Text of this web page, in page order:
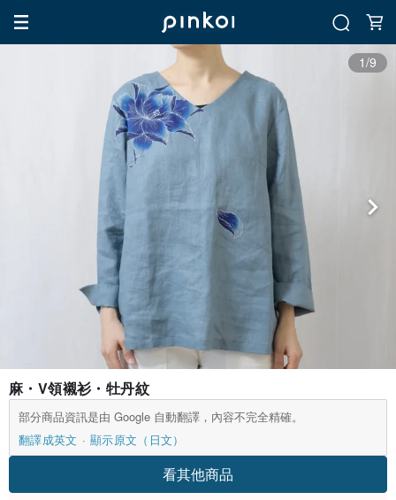
1/9
麻・V領襯衫・牡丹紋
部分商品資訊是由 Google 自動翻譯，內容不完全精確。
翻譯成英文
顯示原文（日文）
看其他商品